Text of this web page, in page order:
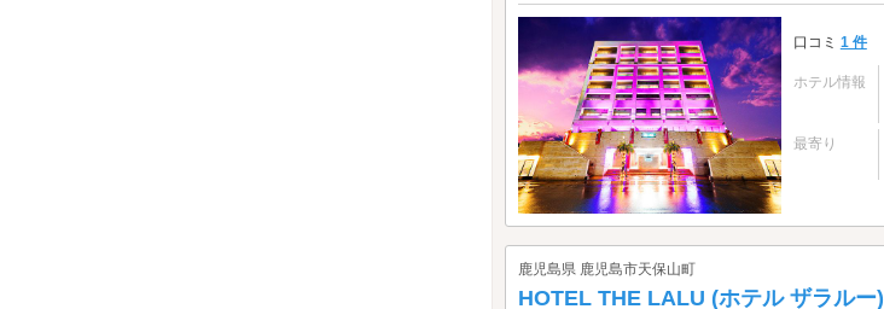
口コミ 1 件
ホテル情報
最寄り
鹿児島県 鹿児島市天保山町
HOTEL THE LALU (ホテル ザラルー)